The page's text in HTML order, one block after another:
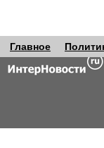
Главное